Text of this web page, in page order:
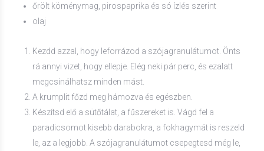
őrölt köménymag, pirospaprika és só ízlés szerint
olaj
Kezdd azzal, hogy leforrázod a szójagranulátumot. Önts
rá annyi vizet, hogy ellepje. Elég neki pár perc, és ezalatt
megcsinálhatsz minden mást.
A krumplit főzd meg hámozva és egészben.
Készítsd elő a sütőtálat, a fűszereket is. Vágd fel a
paradicsomot kisebb darabokra, a fokhagymát is reszeld
le, az a legjobb. A szójagranulátumot csepegtesd még le,